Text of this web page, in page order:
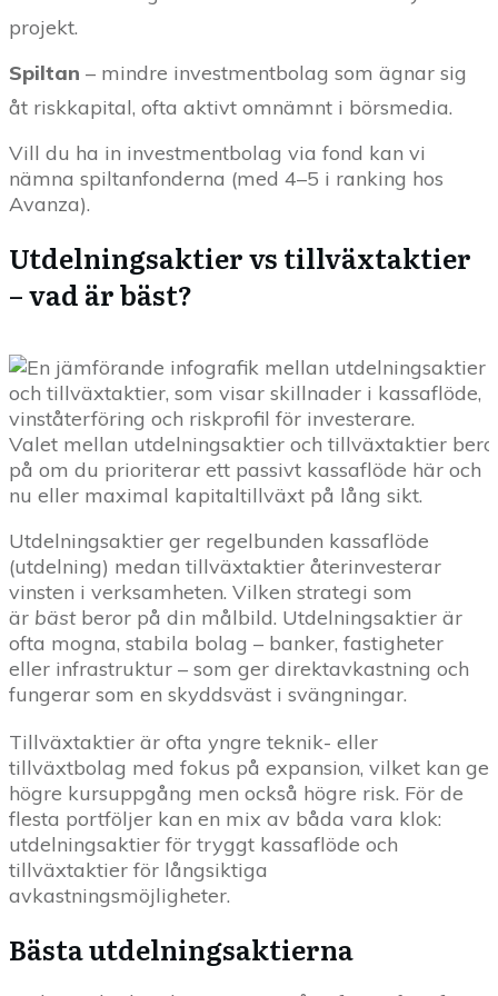
projekt.
Spiltan – mindre investmentbolag som ägnar sig
åt riskkapital, ofta aktivt omnämnt i börsmedia.
Vill du ha in investmentbolag via fond kan vi
nämna spiltanfonderna (med 4–5 i ranking hos
Avanza).
Utdelningsaktier vs tillväxtaktier
– vad är bäst?
Valet mellan utdelningsaktier och tillväxtaktier
på om du prioriterar ett passivt kassaflöde här och
nu eller maximal kapitaltillväxt på lång sikt.
Utdelningsaktier ger regelbunden kassaflöde
(utdelning) medan tillväxtaktier återinvesterar
vinsten i verksamheten. Vilken strategi som
är bästberor på din målbild. Utdelningsaktier är
ofta mogna, stabila bolag – banker, fastigheter
eller infrastruktur – som ger direktavkastning och
fungerar som en skyddsväst i svängningar.
Tillväxtaktier är ofta yngre teknik- eller
tillväxtbolag med fokus på expansion, vilket kan ge
högre kursuppgång men också högre risk. För de
flesta portföljer kan en mix av båda vara klok:
utdelningsaktier för tryggt kassaflöde och
tillväxtaktier för långsiktiga
avkastningsmöjligheter.
Bästa utdelningsaktierna